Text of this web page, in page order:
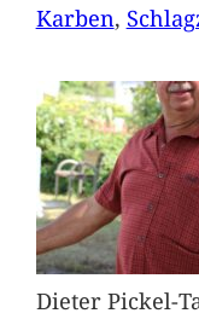
Karben,
Dieter Pickel-